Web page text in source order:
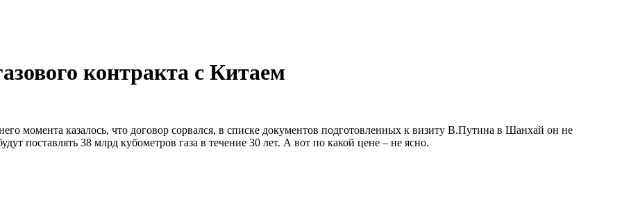
контракта с Китаем
момента казалось, что договор сорвался, в списке документов подготовленных к визиту В.Путина в Шанхай он не
поставлять 38 млрд кубометров газа в течение 30 лет. А вот по какой цене – не ясно.